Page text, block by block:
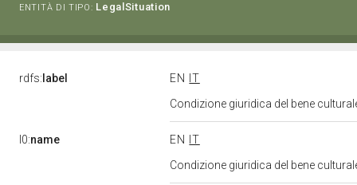
ENTITÀ DI TIPO: LegalSituation
rdfs: label EN
IT
Condizione giuridica del bene
l0:name EN
IT
Condizione giuridica del bene